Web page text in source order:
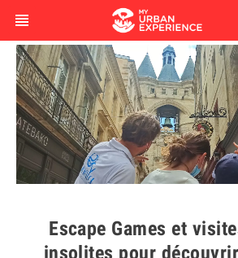
view_headline
Escape Games et
insolites pour